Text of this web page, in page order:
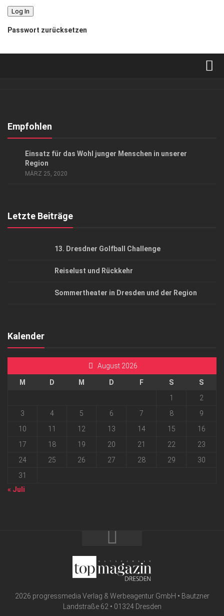
Passwort zurücksetzen
Kontakt, Impressum
Empfohlen
Einsatz für das Wohl junger Menschen in unserer
Region
MÄRZ 25, 2020
Letzte Beiträge
13. Dresdner Golfball Challenge
Reiselust und Rückkehr
Sommertheater in Dresden und der Region
Kalender
August 2026
M D M D F S
S
1
2
3
4 5 6 7 8
9
10
11 12 13 14 15
16
17
18 19 20 21 22
23
24
25 26 27 28 29
30
31
« Juli
2026 progressmedia Verlag & Werbeagentur GmbH • Bautzner
Landstraße 62 • 01324 Dresden